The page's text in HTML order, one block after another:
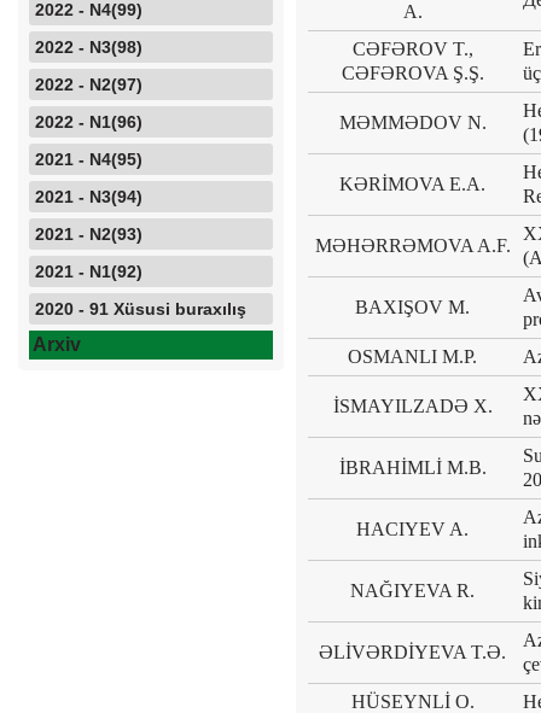
2022 - N4(99)
2022 - N3(98)
2022 - N2(97)
2022 - N1(96)
2021 - N4(95)
2021 - N3(94)
2021 - N2(93)
2021 - N1(92)
2020 - 91 Xüsusi buraxılış
Arxiv
А.
CƏFƏROV T.,
CƏFƏROVA Ş.Ş.
MƏMMƏDOV N.
KƏRİMOVA E.A.
MƏHƏRRƏMOVA A.F.
BAXIŞOV M.
OSMANLI M.P.
İSMAYILZADƏ X.
İBRAHİMLİ M.B.
HACIYEV A.
NAĞIYEVA R.
ƏLİVƏRDİYEVA T.Ə.
HÜSEYNLİ O.